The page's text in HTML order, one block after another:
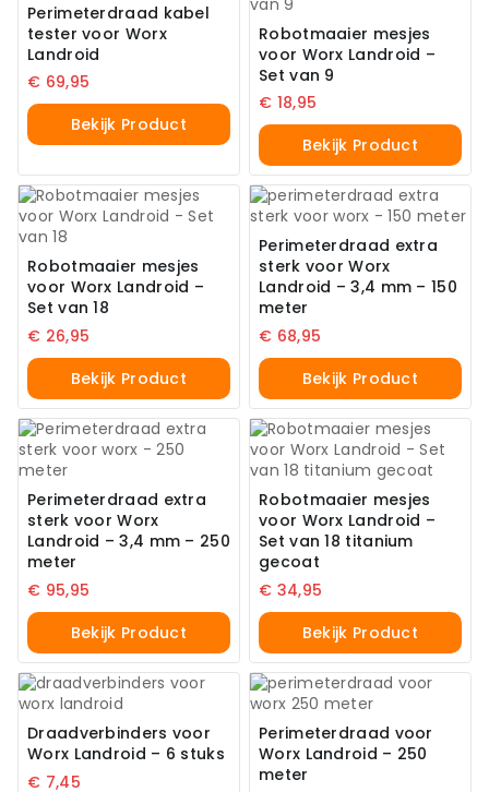
Perimeterdraad kabel
tester voor Worx
Landroid
€ 69,95
Bekijk Product
Robotmaaier mesjes
voor Worx Landroid –
Set van 9
€ 18,95
Bekijk Product
Robotmaaier mesjes
voor Worx Landroid –
Set van 18
€ 26,95
Bekijk Product
Perimeterdraad extra
sterk voor Worx
Landroid – 3,4 mm – 150
meter
€ 68,95
Bekijk Product
Perimeterdraad extra
sterk voor Worx
Landroid – 3,4 mm – 250
meter
€ 95,95
Bekijk Product
Robotmaaier mesjes
voor Worx Landroid –
Set van 18 titanium
gecoat
€ 34,95
Bekijk Product
Draadverbinders voor
Worx Landroid – 6 stuks
€ 7,45
Perimeterdraad voor
Worx Landroid – 250
meter